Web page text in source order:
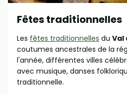
Fêtes traditionnelles
Les fêtes traditionnelles du Val
coutumes ancestrales de la
l'année, différentes villes
avec musique, danses
traditionnelle.